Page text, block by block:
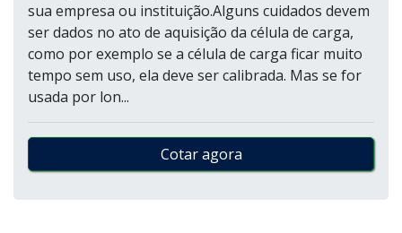
sua empresa ou instituição.Alguns cuidados devem
ser dados no ato de aquisição da célula de carga,
como por exemplo se a célula de carga ficar muito
tempo sem uso, ela deve ser calibrada. Mas se for
usada por lon...
Cotar agora